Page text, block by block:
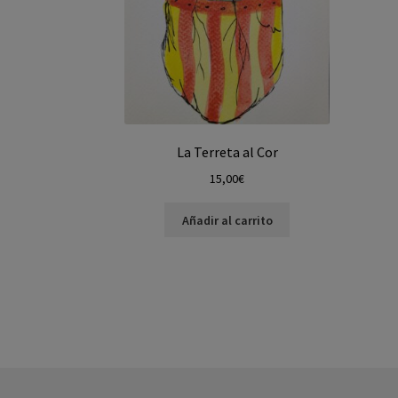
La Terreta al Cor
15,00€
Añadir al carrito